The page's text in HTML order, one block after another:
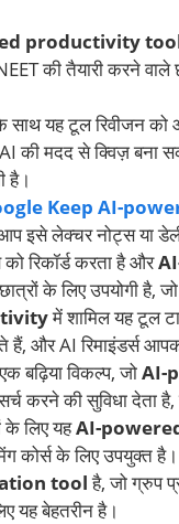
productivity
की तैयारी करने
साथ यह टूल रिवीजन को
की मदद से क्विज़ बना
है।
Keep AI-
इसे लेक्चर नोट्स या
रिकॉर्ड करता है और
के लिए उपयोगी
में शामिल यह टूल
और AI रिमाइंडर्स
बढ़िया विकल्प, जोAI-
करने की सुविधा देता
के लिए यहAI-
कोर्स के लिए उपयुक्त है।
toolहै, जो ग्रुप
यह बेहतरीन है।